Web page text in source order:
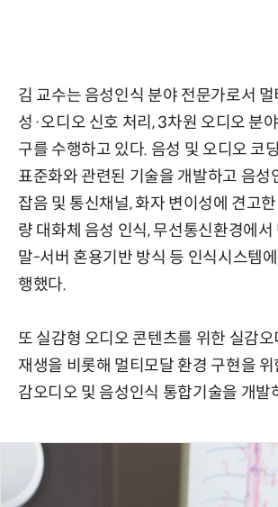
김 교수는 음성인식 분야 전문가로서
성·오디오 신호 처리, 3차원 오디오 분
구를 수행하고 있다. 음성 및 오디오 코
표준화와 관련된 기술을 개발하고 음성
잡음 및 통신채널, 화자 변이성에 견고
량 대화체 음성 인식, 무선통신환경에
말-서버 혼용기반 방식 등 인식시스템
행했다.
또 실감형 오디오 콘텐츠를 위한 실감오
재생을 비롯해 멀티모달 환경 구현을 위
감오디오 및 음성인식 통합기술을 개발